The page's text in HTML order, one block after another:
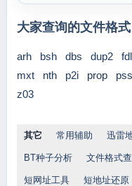
大家查询的文件格式
arh bsh dbs dup2
mxt
nth p2i prop
z03
其它 常用辅助 迅雷
BT种子分析 文件格式
短网址工具 短地址还原